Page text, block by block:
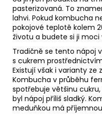
pasterizovaná. To
lahvi. Pokud kombucha
pokojové teplotě kolem
životu a budete si ji
Tradičně se tento nápoj
s cukrem
Existují však i varianty ze
Kombucha v průběhu
spotřebuje většinu
byl nápoj příliš sladký.
meduňkou má